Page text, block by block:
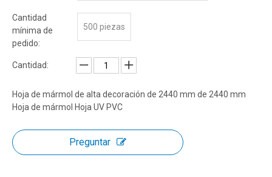
Cantidad
mínima de
pedido:
500 piezas
Cantidad:
Hoja de mármol de alta decoración de 2440 mm de 2440 mm
Hoja de mármol Hoja UV PVC
Preguntar